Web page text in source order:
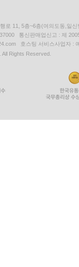
로 11, 5층~6층(여의도동,일신
통신판매업신고 : 제
호스팅 서비스사업자 :
Rights Reserved.